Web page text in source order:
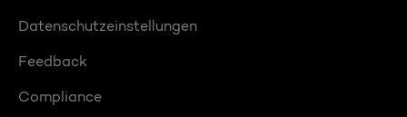
Datenschutzeinstellungen
Feedback
Compliance